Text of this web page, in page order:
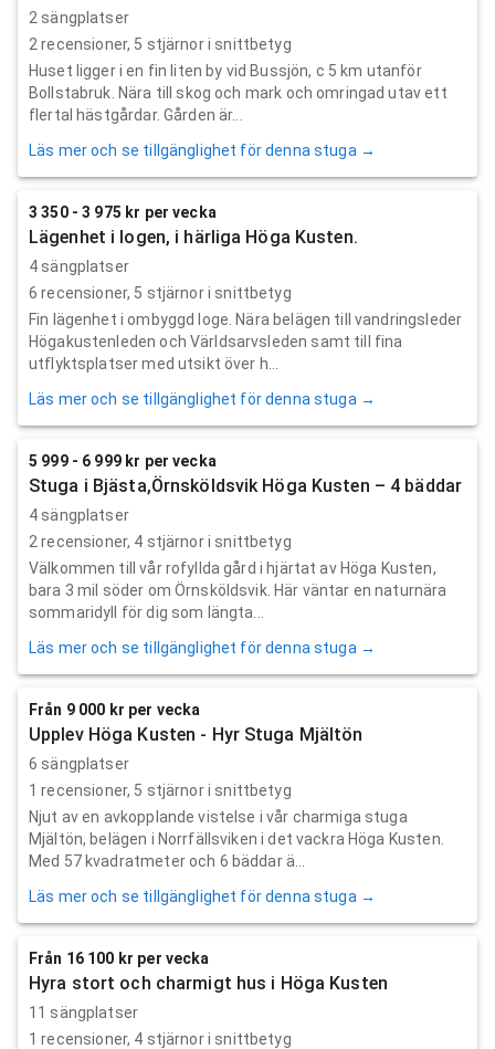
2 sängplatser
2 recensioner, 5 stjärnor i snittbetyg
Huset ligger i en fin liten by vid Bussjön, c 5 km utanför
Bollstabruk. Nära till skog och mark och omringad utav ett
flertal hästgårdar. Gården är...
Läs mer och se tillgänglighet för denna stuga →
3 350 - 3 975 kr per vecka
Lägenhet i logen, i härliga Höga Kusten.
4 sängplatser
6 recensioner, 5 stjärnor i snittbetyg
Fin lägenhet i ombyggd loge. Nära belägen till vandringsleder
Högakustenleden och Världsarvsleden samt till fina
utflyktsplatser med utsikt över h...
Läs mer och se tillgänglighet för denna stuga →
5 999 - 6 999 kr per vecka
Stuga i Bjästa,Örnsköldsvik Höga Kusten – 4 bäddar
4 sängplatser
2 recensioner, 4 stjärnor i snittbetyg
Välkommen till vår rofyllda gård i hjärtat av Höga Kusten,
bara 3 mil söder om Örnsköldsvik. Här väntar en naturnära
sommaridyll för dig som längta...
Läs mer och se tillgänglighet för denna stuga →
Från 9 000 kr per vecka
Upplev Höga Kusten - Hyr Stuga Mjältön
6 sängplatser
1 recensioner, 5 stjärnor i snittbetyg
Njut av en avkopplande vistelse i vår charmiga stuga
Mjältön, belägen i Norrfällsviken i det vackra Höga Kusten.
Med 57 kvadratmeter och 6 bäddar ä...
Läs mer och se tillgänglighet för denna stuga →
Från 16 100 kr per vecka
Hyra stort och charmigt hus i Höga Kusten
11 sängplatser
1 recensioner, 4 stjärnor i snittbetyg